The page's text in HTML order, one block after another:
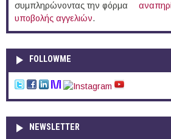
συμπληρώνοντας την φόρμα
υποβολής αγγελιών.
FOLLOWME
NEWSLETTER